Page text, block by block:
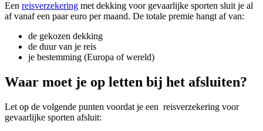
Een reisverzekering met dekking voor gevaarlijke sporten sluit je al
af vanaf een paar euro per maand. De totale premie hangt af van:
de gekozen dekking
de duur van je reis
je bestemming (Europa of wereld)
Waar moet je op letten bij het afsluiten?
Let op de volgende punten voordat je een reisverzekering voor
gevaarlijke sporten afsluit: